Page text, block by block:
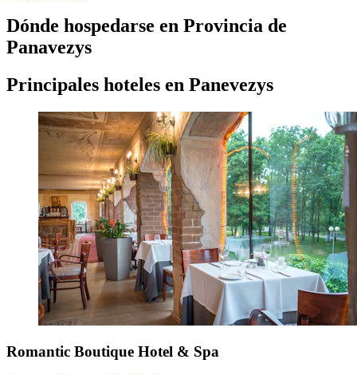
Dónde hospedarse en Provincia de
Panavezys
Principales hoteles en Panevezys
Romantic Boutique Hotel & Spa